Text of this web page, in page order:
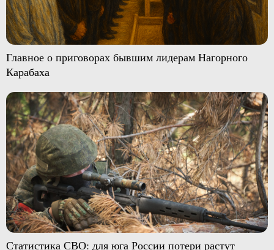
Главное о приговорах бывшим лидерам Нагорного
Карабаха
Статистика СВО: для юга России потери растут